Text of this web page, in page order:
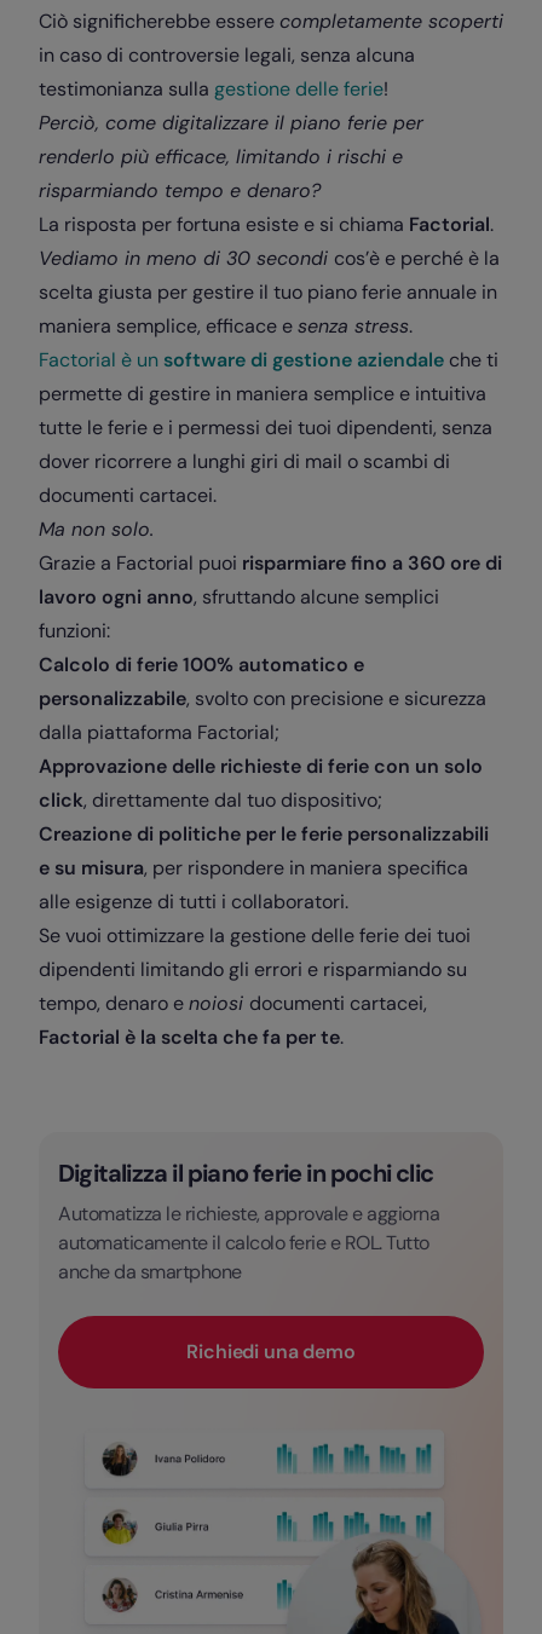
Ciò significherebbe esserecompletamente scoperti
in caso di controversie legali, senza alcuna
testimonianza sulla gestione delle ferie!
Perciò, come digitalizzare il piano ferie per
renderlo più efficace, limitando i rischi e
risparmiando tempo e denaro?
La risposta per fortuna esiste e si chiama Factorial.
Vediamo in meno di 30 secondi cos’è e perché è la
scelta giusta per gestire il tuo piano ferie annuale in
maniera semplice, efficace esenza stress.
Factorial è un software di gestione aziendale che ti
permette di gestire in maniera semplice e intuitiva
tutte le ferie e i permessi dei tuoi dipendenti, senza
dover ricorrere a lunghi giri di mail o scambi di
documenti cartacei.
Ma non solo.
Grazie a Factorial puoi risparmiare fino a 360 ore di
lavoro ogni anno, sfruttando alcune semplici
funzioni:
Calcolo di ferie 100% automatico e
personalizzabile, svolto con precisione e sicurezza
dalla piattaforma Factorial;
Approvazione delle richieste di ferie con un solo
click, direttamente dal tuo dispositivo;
Creazione di politiche per le ferie personalizzabili
e su misura, per rispondere in maniera specifica
alle esigenze di tutti i collaboratori.
Se vuoi ottimizzare la gestione delle ferie dei tuoi
dipendenti limitando gli errori e risparmiando su
tempo, denaro enoiosi documenti cartacei,
Factorial è la scelta che fa per te.
Digitalizza il piano ferie in pochi clic
Automatizza le richieste, approvale e aggiorna
automaticamente il calcolo ferie e ROL. Tutto
anche da smartphone
Richiedi una demo